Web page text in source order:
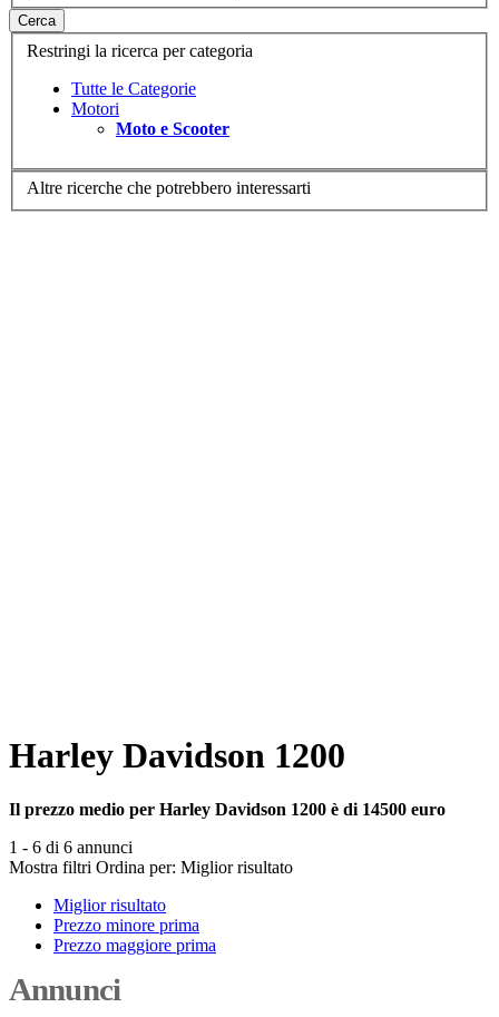
Cerca
Restringi la ricerca per categoria
Tutte le Categorie
Motori
Moto e Scooter
Altre ricerche che potrebbero interessarti
Harley Davidson 1200
Il prezzo medio per Harley Davidson 1200 è di 14500 euro
1 - 6 di 6 annunci
Mostra filtri Ordina per: Miglior risultato
Miglior risultato
Prezzo minore prima
Prezzo maggiore prima
Annunci